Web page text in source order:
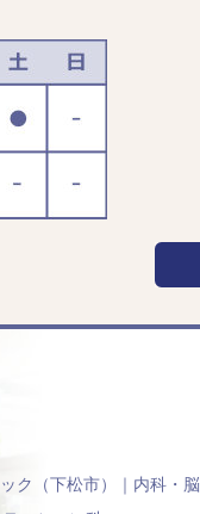
ク（下松市）｜内科・脳